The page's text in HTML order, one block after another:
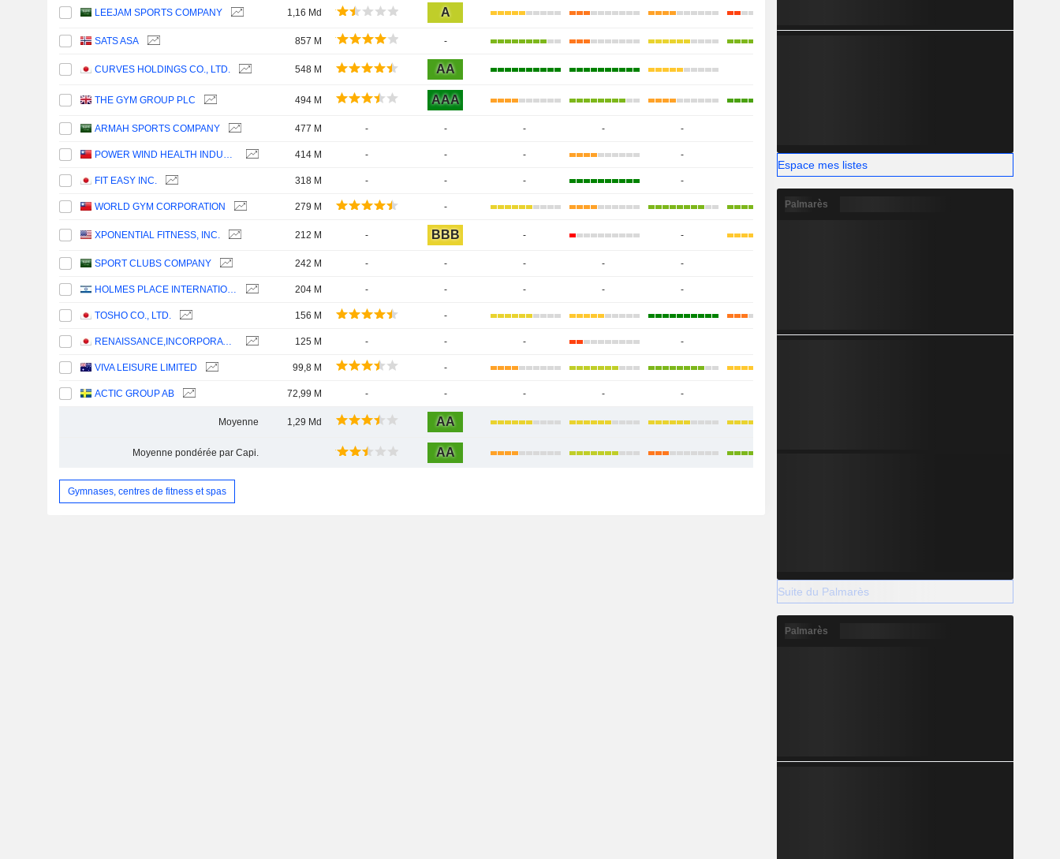
LEEJAM SPORTS COMPANY 1,16 Md A
SATS ASA 857 M -
CURVES HOLDINGS CO., LTD. 548 M AA
THE GYM GROUP PLC 494 M AAA
ARMAH SPORTS COMPANY 477 M - - - - -
POWER WIND HEALTH INDUSTRY INCORPORATED 414 M - - - -
FIT EASY INC. 318 M - - - -
WORLD GYM CORPORATION 279 M -
XPONENTIAL FITNESS, INC. 212 M - BBB - -
SPORT CLUBS COMPANY 242 M - - - - -
HOLMES PLACE INTERNATIONAL LTD 204 M - - - - -
TOSHO CO., LTD. 156 M -
RENAISSANCE,INCORPORATED 125 M - - - -
VIVA LEISURE LIMITED 99,8 M -
ACTIC GROUP AB 72,99 M - - - - -
Moyenne 1,29 Md AA
Moyenne pondérée par Capi. AA
Gymnases, centres de fitness et spas
Espace mes listes
Palmarès
Suite du Palmarès
Palmarès